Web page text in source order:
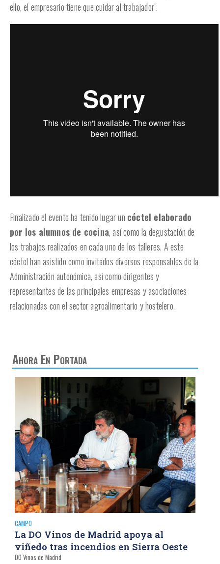
ello, el empresario tiene que cuidar al trabajador".
Finalizado el evento ha tenido lugar un cóctel elaborado
por los alumnos de cocina, así como la degustación de
los trabajos realizados en cada uno de los talleres. A este
cóctel han asistido como invitados diversos responsables de la
Administración autonómica, así como dirigentes y
representantes de las principales empresas y asociaciones
relacionadas con el sector agroalimentario y hostelero.
Ahora En Portada
CAMPO
La DO Vinos de Madrid apoya al
viñedo tras incendios en Sierra Oeste
DO Vinos de Madrid